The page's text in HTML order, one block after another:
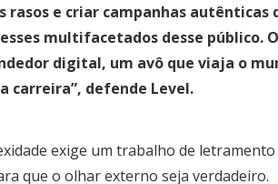
rasos e criar campanhas autênticas
multifacetados desse público.
digital, um avô que viaja o
carreira”, defende Level.
exige um trabalho de
que o olhar externo seja verdadeiro.